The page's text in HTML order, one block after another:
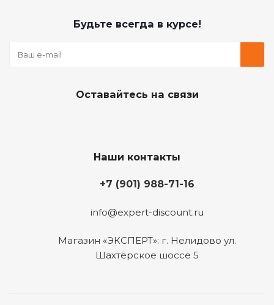
Будьте всегда в курсе!
Оставайтесь на связи
Наши контакты
+7 (901) 988-71-16
info@expert-discount.ru
Магазин «ЭКСПЕРТ»: г. Нелидово ул.
Шахтёрское шоссе 5